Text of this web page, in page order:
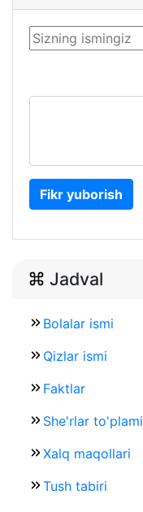
Fikr yuborish
Jadval
Bolalar ismi
Qizlar ismi
Faktlar
She'rlar to'plami
Xalq maqollari
Tush tabiri